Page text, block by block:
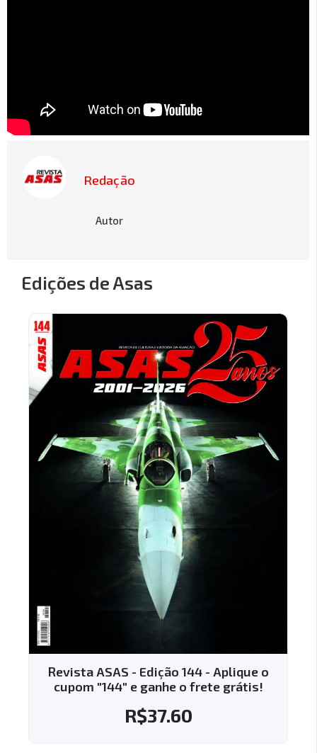
Redação
Autor
Edições de Asas
Revista ASAS - Edição 144 - Aplique o
cupom "144" e ganhe o frete grátis!
R$37.60